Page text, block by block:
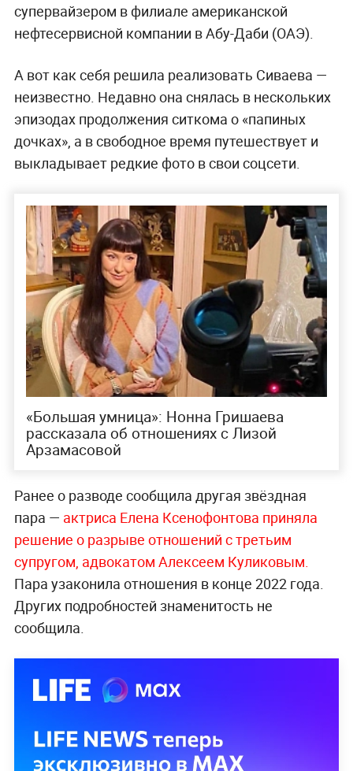
супервайзером в филиале американской
нефтесервисной компании в Абу-Даби (ОАЭ).
А вот как себя решила реализовать Сиваева —
неизвестно. Недавно она снялась в нескольких
эпизодах продолжения ситкома о «папиных
дочках», а в свободное время путешествует и
выкладывает редкие фото в свои соцсети.
«Большая умница»: Нонна Гришаева
рассказала об отношениях с Лизой
Арзамасовой
Ранее о разводе сообщила другая звёздная
пара — актриса Елена Ксенофонтова приняла
решение о разрыве отношений с третьим
супругом, адвокатом Алексеем Куликовым.
Пара узаконила отношения в конце 2022 года.
Других подробностей знаменитость не
сообщила.